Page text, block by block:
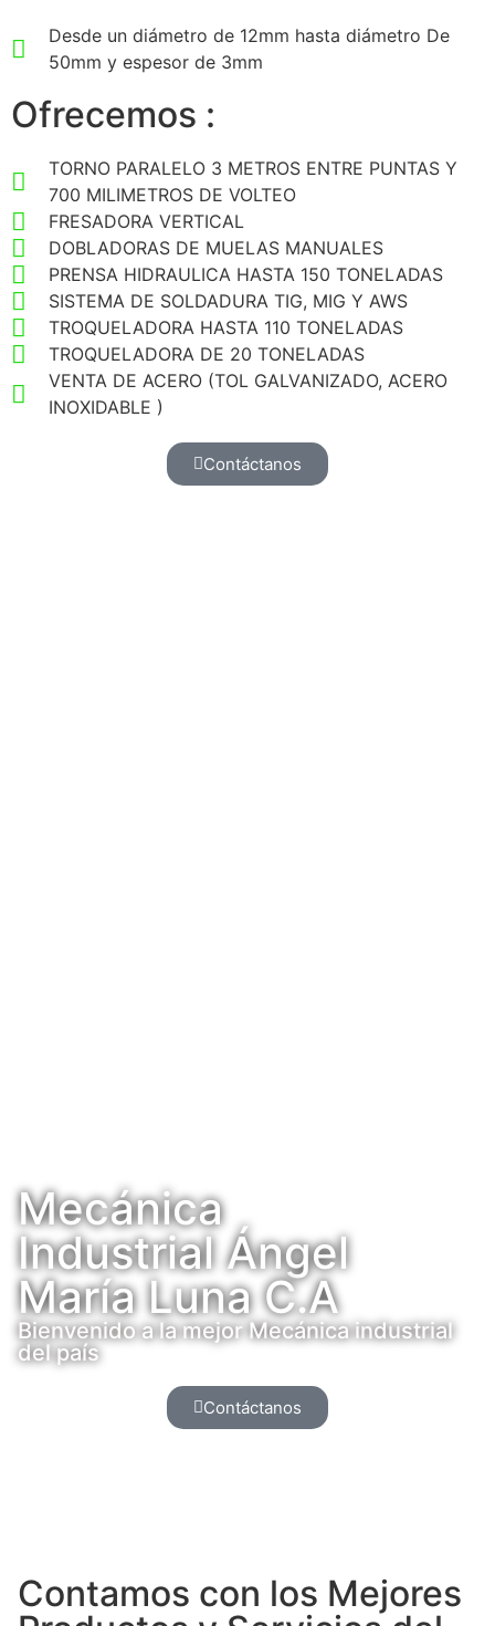
Desde un diámetro de 12mm hasta diámetro De
50mm y espesor de 3mm
Ofrecemos :
TORNO PARALELO 3 METROS ENTRE PUNTAS Y
700 MILIMETROS DE VOLTEO
FRESADORA VERTICAL
DOBLADORAS DE MUELAS MANUALES
PRENSA HIDRAULICA HASTA 150 TONELADAS
SISTEMA DE SOLDADURA TIG, MIG Y AWS
TROQUELADORA HASTA 110 TONELADAS
TROQUELADORA DE 20 TONELADAS
VENTA DE ACERO (TOL GALVANIZADO, ACERO
INOXIDABLE )
Contáctanos
Mecánica
Industrial Ángel
María Luna C.A
Bienvenido a la mejor Mecánica industrial
del país
Contáctanos
Contamos con los Mejores